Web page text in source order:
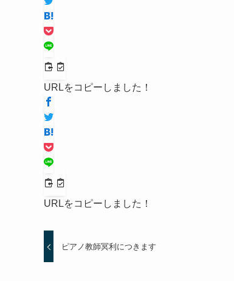
URLをコピーしました！
URLをコピーしました！
ピアノ教師冥利につきます